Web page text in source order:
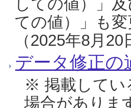
ての値）」も
（2025年8月20
データ修正の
※ 掲載してい
場合がありま